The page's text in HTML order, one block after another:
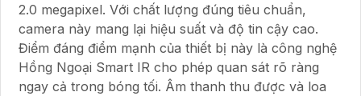
2.0 megapixel. Với chất lượng đúng tiêu chuẩn,
camera này mang lại hiệu suất và độ tin cậy cao.
Điểm đáng điểm mạnh của thiết bị này là công nghệ
Hồng Ngoại Smart IR cho phép quan sát rõ ràng
ngay cả trong bóng tối. Âm thanh thu được và loa